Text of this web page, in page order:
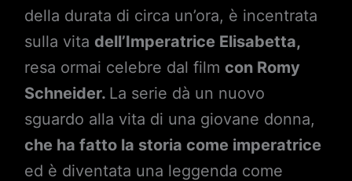
della durata di circa un’ora, è incentrata
sulla vita dell’Imperatrice Elisabetta,
resa ormai celebre dal film con Romy
Schneider. La serie dà un nuovo
sguardo alla vita di una giovane donna,
che ha fatto la storia come imperatrice
ed è diventata una leggenda come